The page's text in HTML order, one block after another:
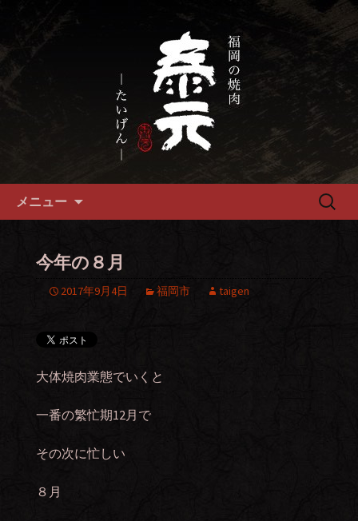
福岡市、畜産農家直送の厳選黒
毛和牛を愉しめる焼肉店
畜産農家直送の厳選肉が自慢の福岡市
の焼肉『泰元』
メニュー
検
今年の８月
2017年9月4日 福岡市 taigen
大体焼肉業態でいくと
一番の繁忙期12月で
その次に忙しい
８月